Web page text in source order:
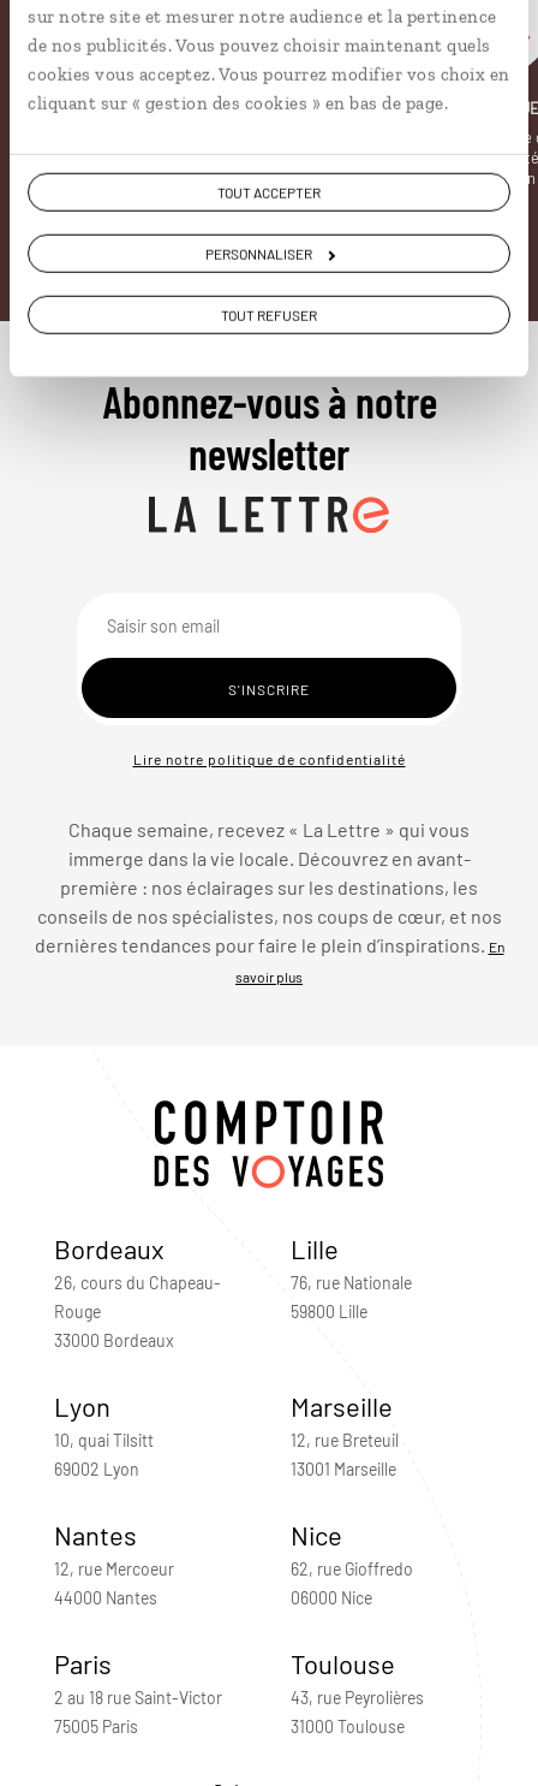
sur notre site et mesurer notre audience et la pertinence
de nos publicités. Vous pouvez choisir maintenant quels
cookies vous acceptez. Vous pourrez modifier vos choix en
cliquant sur « gestion des cookies » en bas de page.
TOUT ACCEPTER
PERSONNALISER
TOUT REFUSER
LUCIOLE
bonnes adresses et carte
interactive
LE
La revue de
informe de
destination
Abonnez-vous à notre
newsletter
Lire notre politique de confidentialité
Chaque semaine, recevez « La Lettre » qui vous
immerge dans la vie locale. Découvrez en avant-
première : nos éclairages sur les destinations, les
conseils de nos spécialistes, nos coups de cœur, et nos
dernières tendances pour faire le plein d’inspirations. En
savoir plus
Bordeaux
26, cours du Chapeau-
Rouge
33000 Bordeaux
Lille
76, rue Nationale
59800 Lille
Lyon
10, quai Tilsitt
69002 Lyon
Marseille
12, rue Breteuil
13001 Marseille
Nantes
12, rue Mercoeur
44000 Nantes
Nice
62, rue Gioffredo
06000 Nice
Paris
2 au 18 rue Saint-Victor
75005 Paris
Toulouse
43, rue Peyrolières
31000 Toulouse